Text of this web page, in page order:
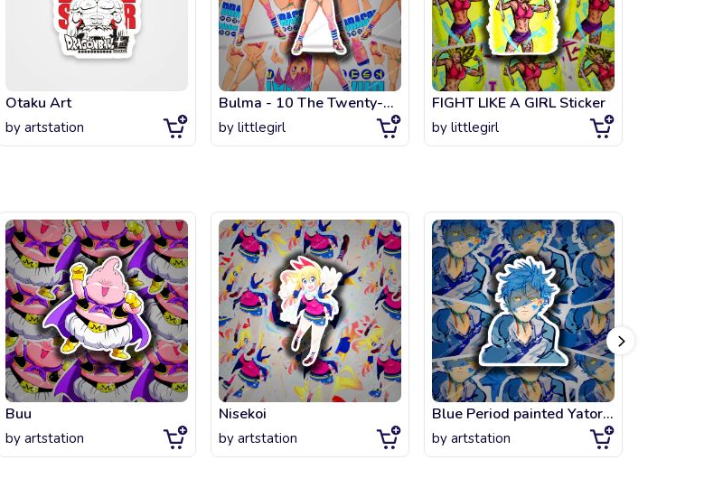
Otaku Art
by artstation
Bulma - 10 The Twenty-Second Tenkaichi Budoukai Sticker
by littlegirl
FIGHT LIKE A GIRL Sticker
by littlegirl
Buu
by artstation
Nisekoi
by artstation
Blue Period painted Yatora Yaguchi
by artstation